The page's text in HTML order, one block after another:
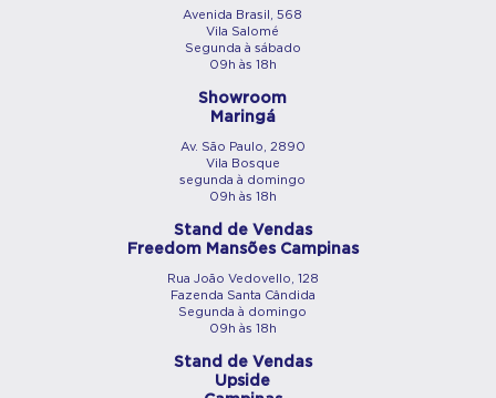
Avenida Brasil, 568
Vila Salomé
Segunda à sábado
09h às 18h
Showroom
Maringá
Av. São Paulo, 2890
Vila Bosque
segunda à domingo
09h às 18h
Stand de Vendas
Freedom Mansões Campinas
Rua João Vedovello, 128
Fazenda Santa Cândida
Segunda à domingo
09h às 18h
Stand de Vendas
Upside